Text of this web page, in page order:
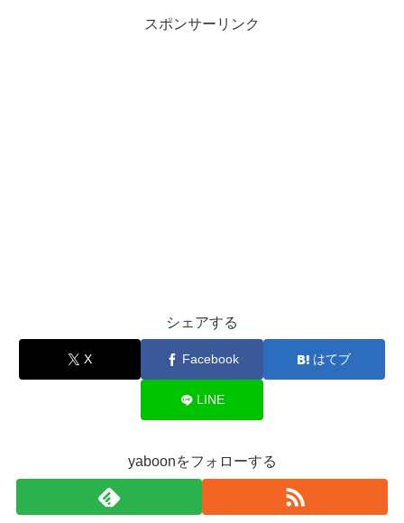
スポンサーリンク
シェアする
X Facebook はてブ
LINE
yaboonをフォローする